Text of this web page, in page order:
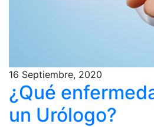
16 Septiembre, 2020
¿Qué
un Urólogo?